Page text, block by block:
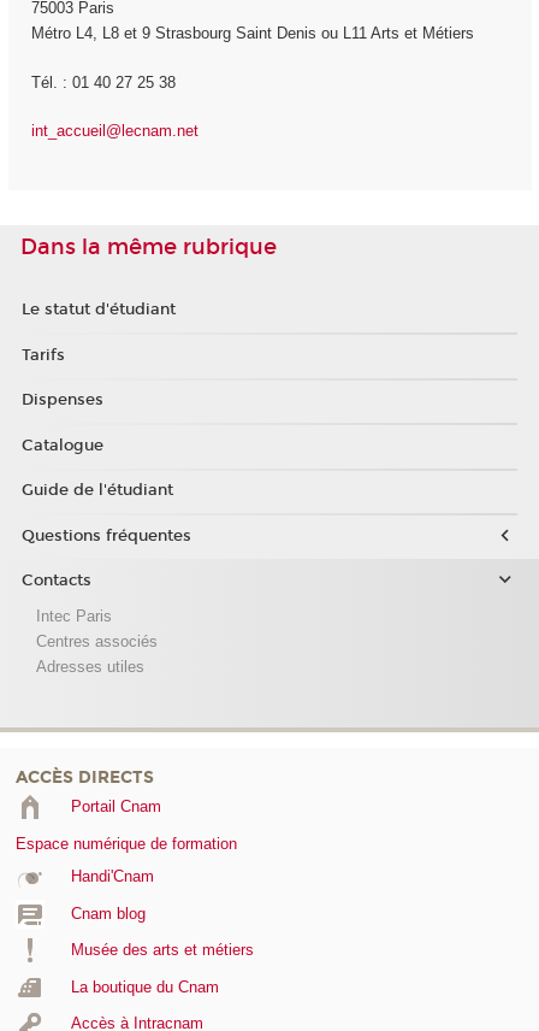
75003 Paris
Métro L4, L8 et 9 Strasbourg Saint Denis ou L11 Arts et Métiers
Tél. : 01 40 27 25 38
int_accueil@lecnam.net
Dans la même rubrique
Le statut d'étudiant
Tarifs
Dispenses
Catalogue
Guide de l'étudiant
Questions fréquentes
Contacts
Intec Paris
Centres associés
Adresses utiles
ACCÈS DIRECTS
Portail Cnam
Espace numérique de formation
Handi'Cnam
Cnam blog
Musée des arts et métiers
La boutique du Cnam
Accès à Intracnam